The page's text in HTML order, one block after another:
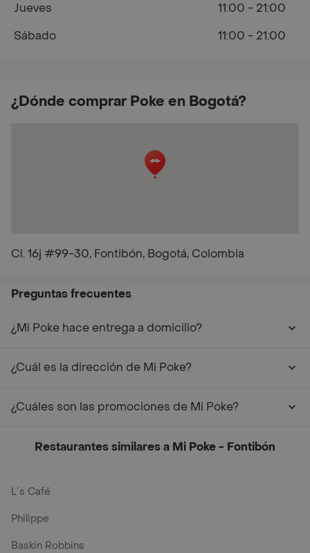
¿Dónde comprar Poke en Bogotá?
Cl. 16j #99-30, Fontibón, Bogotá, Colombia
Jueves
11:00 - 21:00
Sábado
11:00 - 21:00
Preguntas frecuentes
¿Mi Poke hace entrega a domicilio?
¿Cuál es la dirección de Mi Poke?
¿Cuáles son las promociones de Mi Poke?
Restaurantes similares a Mi Poke - Fontibón
L´s Café
Philippe
Baskin Robbins